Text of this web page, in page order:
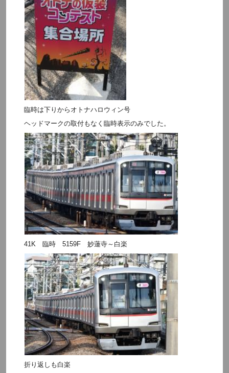
臨時は下りからオトナハロウィン号
ヘッドマークの取付もなく臨時表示のみでした。
41K 臨時 5159F 妙蓮寺～白楽
折り返しも白楽